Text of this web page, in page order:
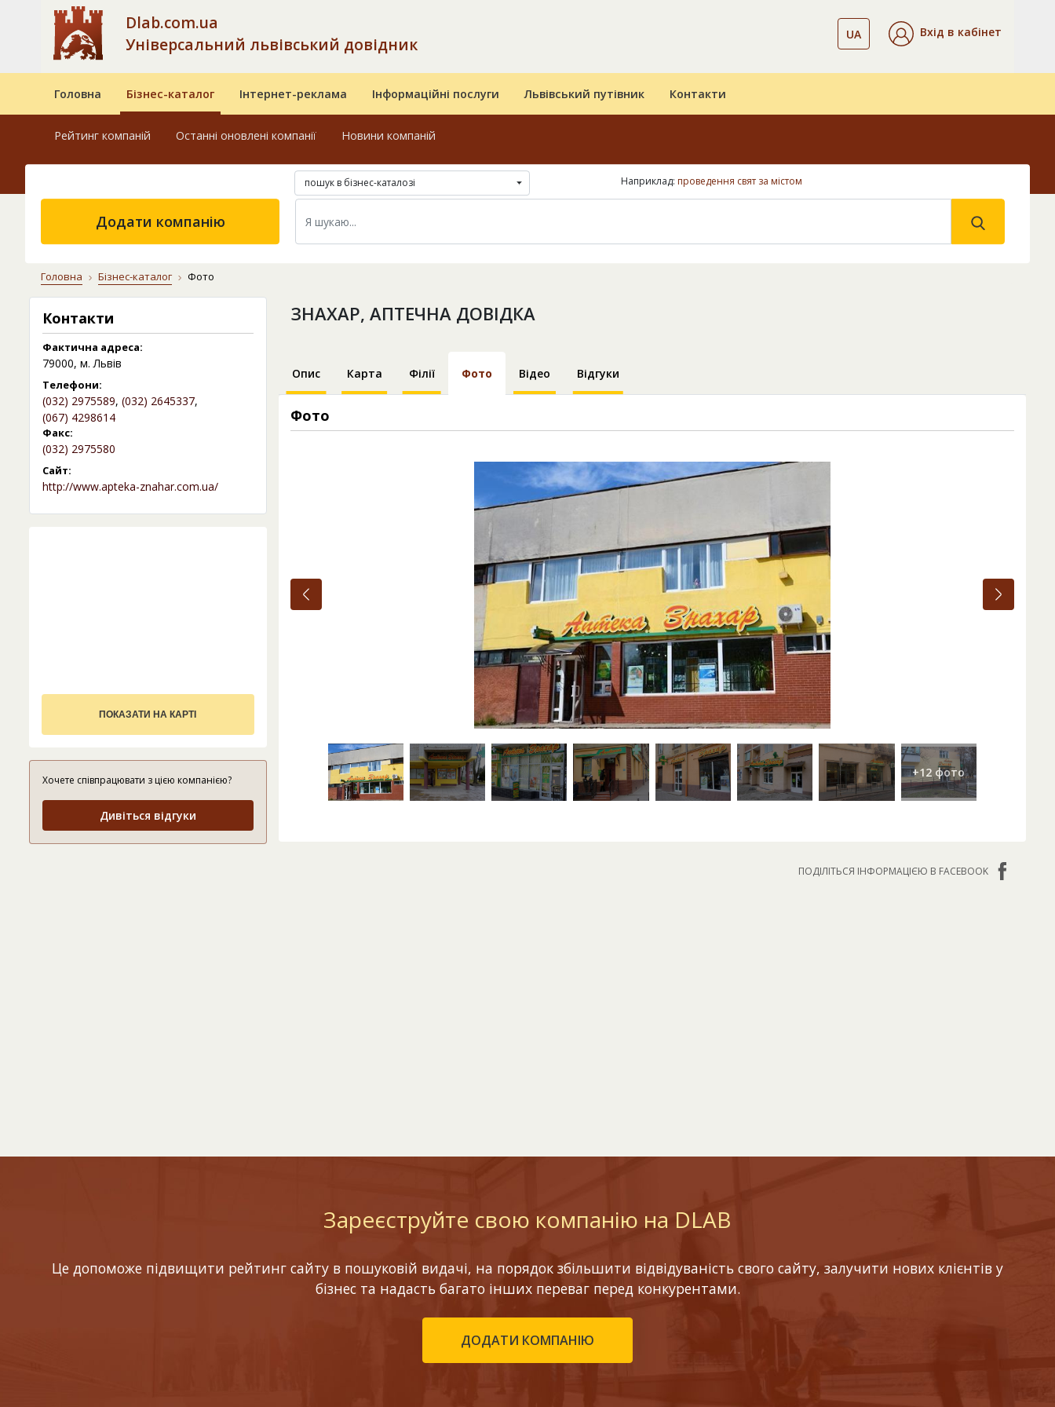
Dlab.com.ua
Універсальний львівський довідник
UA Вхід в кабінет
Головна Бізнес-каталог Інтернет-реклама Інформаційні послуги Львівський путівник Контакти
Рейтинг компаній Останні оновлені компанії Новини компаній
пошук в бізнес-каталозі Наприклад: проведення свят за містом
Додати компанію
Головна Бізнес-каталог Фото
Контакти
Фактична адреса:
79000, м. Львів
Телефони:
(032) 2975589, (032) 2645337,
(067) 4298614
Факс:
(032) 2975580
Сайт:
http://www.apteka-znahar.com.ua/
ПОКАЗАТИ НА КАРТІ
Хочете співпрацювати з цією компанією?
Дивіться відгуки
ЗНАХАР, АПТЕЧНА ДОВІДКА
Опис Карта Філії Фото Відео Відгуки
Фото
ПОДІЛІТЬСЯ ІНФОРМАЦІЄЮ В FACEBOOK
Зареєструйте свою компанію на DLAB
Це допоможе підвищити рейтинг сайту в пошуковій видачі, на порядок збільшити відвідуваність свого сайту, залучити нових клієнтів у
бізнес та надасть багато інших переваг перед конкурентами.
ДОДАТИ КОМПАНІЮ